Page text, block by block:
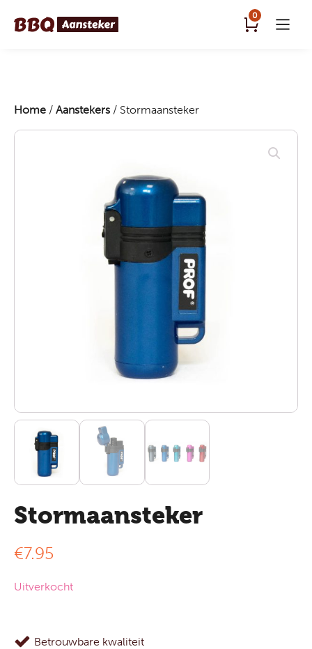
0
Home / Aanstekers / Stormaansteker
Stormaansteker
€7.95
Uitverkocht
Betrouwbare kwaliteit